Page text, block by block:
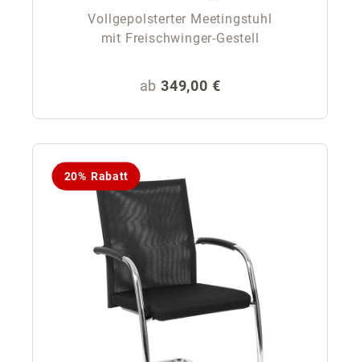
Vollgepolsterter Meetingstuhl
mit Freischwinger-Gestell
Regulärer Preis:
ab 349,00 €
20% Rabatt